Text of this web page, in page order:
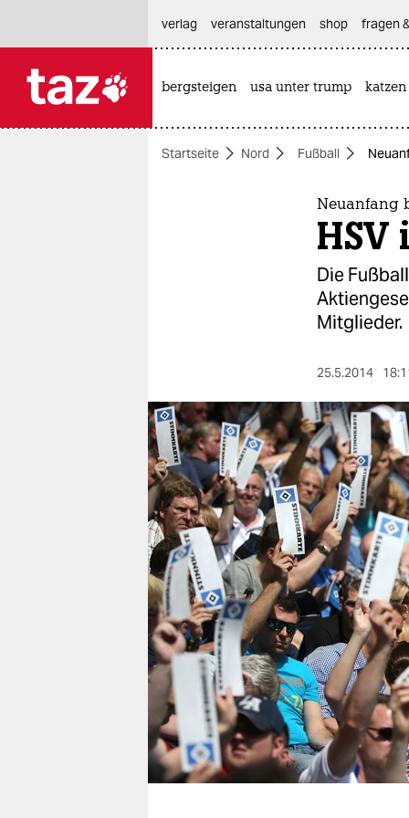
themen
berlin
nord
wahrheit
verlag
verlag
veranstaltungen
shop
fragen & hilfe
unterstützen
abo
genossenschaft
verlag
veranstaltungen shop fragen
bergsteigen usa unter trump katzen
Startseite Nord Fußball
Neuanfang
HSV
Die
Mitglieder.
25.5.2014